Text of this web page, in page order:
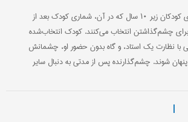
قایِمْ‌موشَک، از بازیهای کودکان زیر ۱۰ سال که در آن، شماری کودک بعد از
چشم‌گذاشتن انتخاب می‌کنند. کودک انتخاب‌شده
با نظارت یک استاد، و گاه بدون حضور او، چشمانش
پنهان شوند. چشم‌گذارنده پس از مدتی به دنبال سایر
|